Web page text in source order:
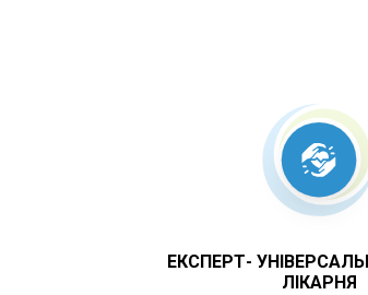
Ультразвукова
Ультразвукове
порожнини, різні
За допомогою УЗД можна
швидкість кровотоку в
ЕКСПЕРТ-
ЛІКАРНЯ